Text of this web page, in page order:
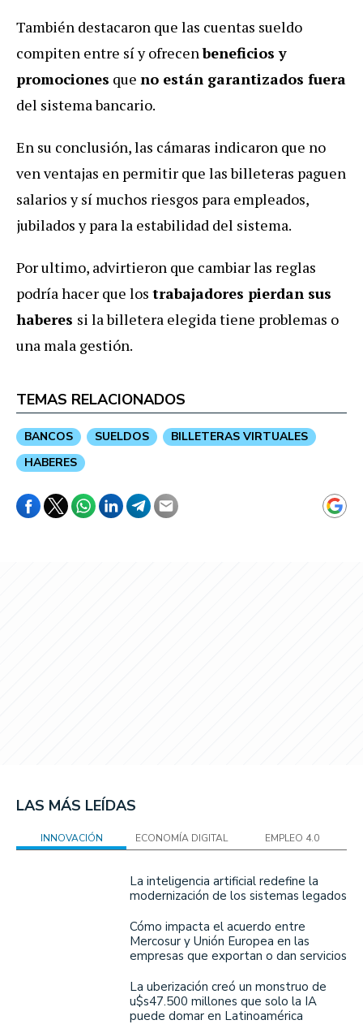
También destacaron que las cuentas sueldo
compiten entre sí y ofrecenbeneficios y
promociones que no están garantizados fuera
del sistema bancario.
En su conclusión, las cámaras indicaron que no
ven ventajas en permitir que las billeteras paguen
salarios y sí muchos riesgos para empleados,
jubilados y para la estabilidad del sistema.
Por ultimo, advirtieron que cambiar las reglas
podría hacer que los trabajadores pierdan sus
haberes si la billetera elegida tiene problemas o
una mala gestión.
TEMAS RELACIONADOS
BANCOS SUELDOS
BILLETERAS VIRTUALES
HABERES
LAS MÁS LEÍDAS
INNOVACIÓN ECONOMÍA DIGITAL EMPLEO 4.0
La inteligencia artificial redefine la
modernización de los sistemas legados
Cómo impacta el acuerdo entre
Mercosur y Unión Europea en las
empresas que exportan o dan servicios
La uberización creó un monstruo de
u$s47.500 millones que solo la IA
puede domar en Latinoamérica